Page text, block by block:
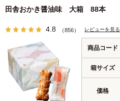
田舎おかき醤油味 大箱 88本
4.8 （856） レビューを見る
商品コード
箱サイズ
価格